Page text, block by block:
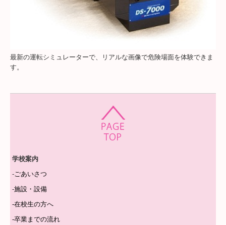
最新の運転シミュレーターで、リアルな画像で危険場面を体験できま
す。
学校案内
-ごあいさつ
-施設・設備
-在校生の方へ
-卒業までの流れ